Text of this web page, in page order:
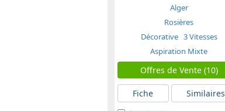
Alger
Rosières
Décorative 3 Vitesses
Aspiration Mixte
Offres de Vente (10)
Fiche
Similaires